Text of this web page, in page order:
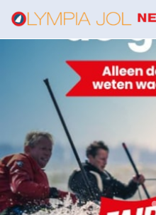
boekbestellen